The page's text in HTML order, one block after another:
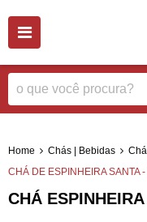
Home Chás | Bebidas
CHÁ DE ESPINHEIRA SANTA
CHÁ